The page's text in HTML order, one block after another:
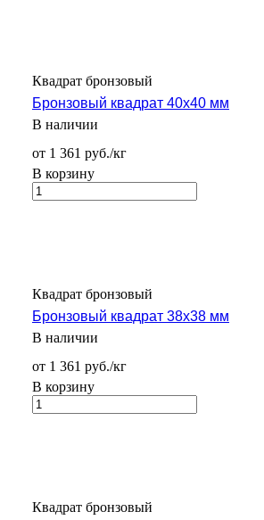
Квадрат бронзовый
Бронзовый квадрат 40х40 мм
В наличии
от 1 361 руб./кг
В корзину
Квадрат бронзовый
Бронзовый квадрат 38х38 мм
В наличии
от 1 361 руб./кг
В корзину
Квадрат бронзовый